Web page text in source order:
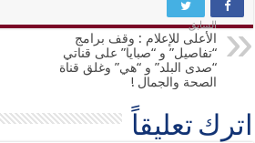
السابق
الأعلى للإعلام : وقف برامج
“تفاصيل” و “صبايا” على قناتي
“صدى البلد” و “هي” وغلق قناة
الصحة والجمال !
اترك تعليقاً